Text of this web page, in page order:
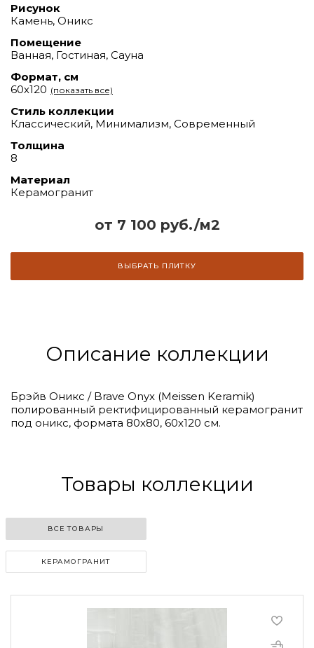
от 7 100 руб./м2
ВЫБРАТЬ ПЛИТКУ
Рисунок
Камень, Оникс
Помещение
Ванная, Гостиная, Сауна
Формат, см
60х120 (показать все)
Стиль коллекции
Классический, Минимализм, Современный
Толщина
8
Материал
Керамогранит
Описание коллекции
Брэйв Оникс / Brave Onyx (Meissen Keramik)
полированный ректифицированный керамогранит
под оникс, формата 80х80, 60х120 см.
Товары коллекции
ВСЕ ТОВАРЫ
КЕРАМОГРАНИТ